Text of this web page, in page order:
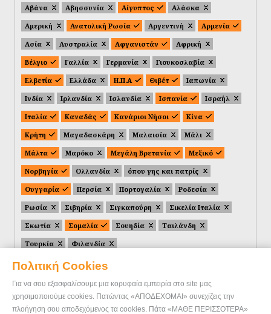
Πολιτική Cookies
Για να σου εξασφαλίσουμε μια κορυφαία εμπειρία στο site μας
χρησιμοποιούμε cookies. Πατώντας «ΑΠΟΔΕΧΟΜΑΙ» συνεχίζεις την
πλοήγηση σου αποδεχόμενος τα cookies. Πάτα «ΜΑΘΕ ΠΕΡΙΣΣΟΤΕΡΑ»
Αβάνα Αβησσυνία Αίγυπτος
Αλάσκα
Αμερική
Ανατολική Ρωσία Αργεντινή
Αρμενία
Ασία
Αυστραλία Αφγανιστάν
Αφρική
Βέλγιο
Γαλλία Γερμανία
Γιουκοσλαβία
Ελβετία
Ελλάδα Η.Π.Α Θιβέτ
Ιαπωνία
Ινδία
Ιρλανδία Ισλανδία Ισπανία
Ισραήλ
Ιταλία
Καναδάς Κανάριοι Νήσοι
Κίνα
Κρήτη
Μαγαδασκάρη Μαλαισία
Μάλι
Μάλτα
Μαρόκο Μεγάλη Βρετανία
Μεξικό
Νορβηγία
Ολλανδία
όπου γης και πατρίς
Ουγγαρία
Περσία Πορτογαλία
Ροδεσία
Ρωσία
Σιβηρία Σιγκαπούρη
Σικελία Ιταλία
Σκωτία
Σομαλία Σουηδία
Ταιλάνδη
Τουρκία
Φιλανδία